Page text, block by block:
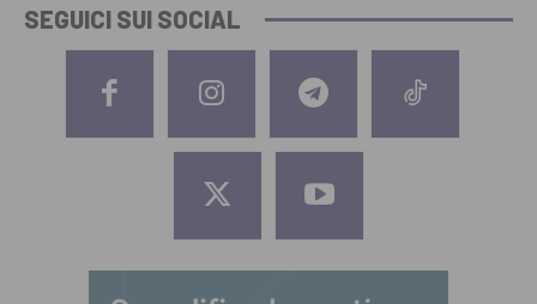
SEGUICI SUI SOCIAL